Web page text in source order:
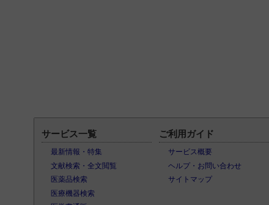
サービス一覧
最新情報・特集
文献検索・全文閲覧
医薬品検索
医療機器検索
ご利用ガイド
サービス概要
ヘルプ・お問い合わせ
サイトマップ